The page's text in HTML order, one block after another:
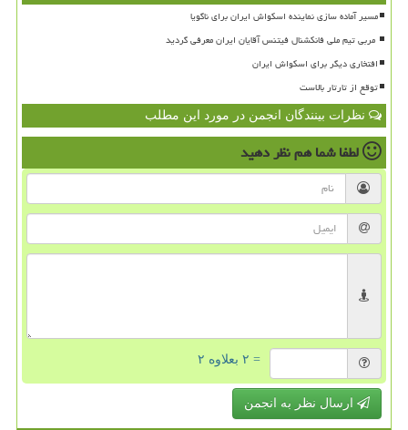
مسیر آماده سازی نماینده اسکواش ایران برای ناگویا
افتخاری دیگر برای اسکواش ایران
توقع از تارتار بالاست
نظرات بینندگان انجمن در مورد این مطلب
لطفا شما همنظر دهید
= ۲ بعلاوه ۲
ارسال نظر به انجمن